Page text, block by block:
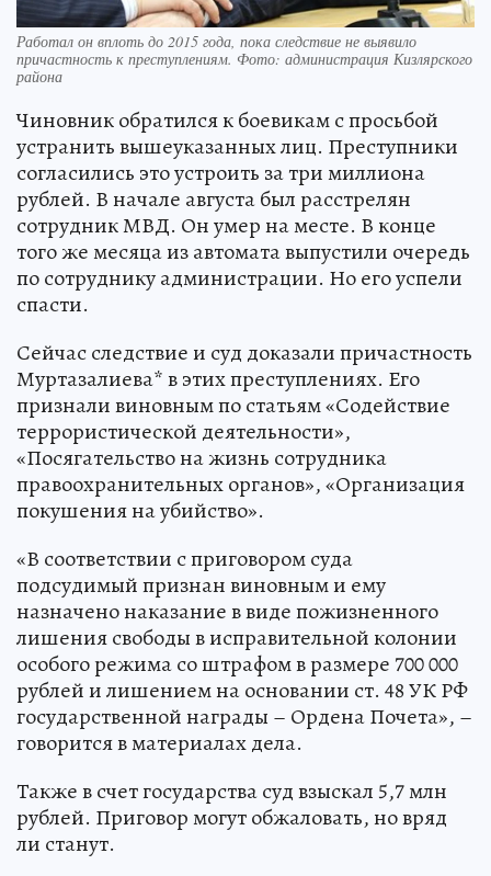
Работал он вплоть до 2015 года, пока следствие не выявило
причастность к преступлениям. Фото: администрация Кизлярского
района
Чиновник обратился к боевикам с просьбой
устранить вышеуказанных лиц. Преступники
согласились это устроить за три миллиона
рублей. В начале августа был расстрелян
сотрудник МВД. Он умер на месте. В конце
того же месяца из автомата выпустили очередь
по сотруднику администрации. Но его успели
спасти.
Сейчас следствие и суд доказали причастность
Муртазалиева* в этих преступлениях. Его
признали виновным по статьям «Содействие
террористической деятельности»,
«Посягательство на жизнь сотрудника
правоохранительных органов», «Организация
покушения на убийство».
«В соответствии с приговором суда
подсудимый признан виновным и ему
назначено наказание в виде пожизненного
лишения свободы в исправительной колонии
особого режима со штрафом в размере 700 000
рублей и лишением на основании ст. 48 УК РФ
государственной награды – Ордена Почета», –
говорится в материалах дела.
Также в счет государства суд взыскал 5,7 млн
рублей. Приговор могут обжаловать, но вряд
ли станут.